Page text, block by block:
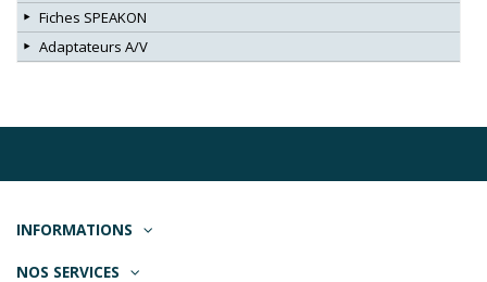
Fiches SPEAKON
Adaptateurs A/V
INFORMATIONS
NOS SERVICES